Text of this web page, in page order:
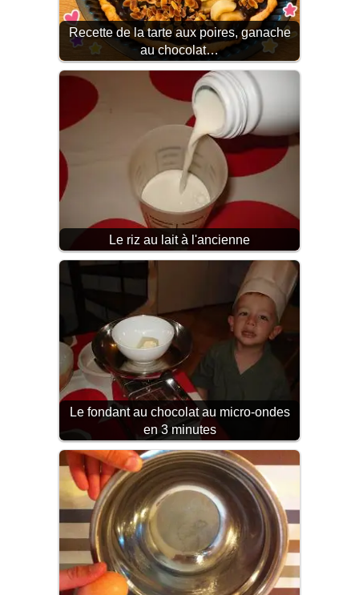
Recette de la tarte aux poires, ganache
au chocolat…
Le riz au lait à l'ancienne
Le fondant au chocolat au micro-ondes
en 3 minutes